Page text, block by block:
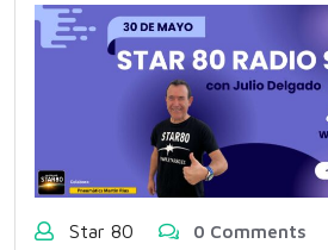
Star 80 0 Comments